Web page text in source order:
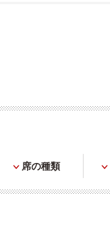
席の種類